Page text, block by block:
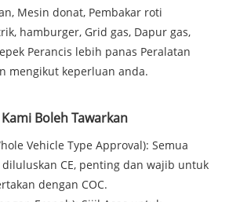
Mesin donat, Pembakar roti
hamburger, Grid gas, Dapur gas,
Perancis lebih panas Peralatan
mengikut keperluan anda.
Boleh Tawarkan
Vehicle Type Approval): Semua
CE, penting dan wajib untuk
dengan COC.